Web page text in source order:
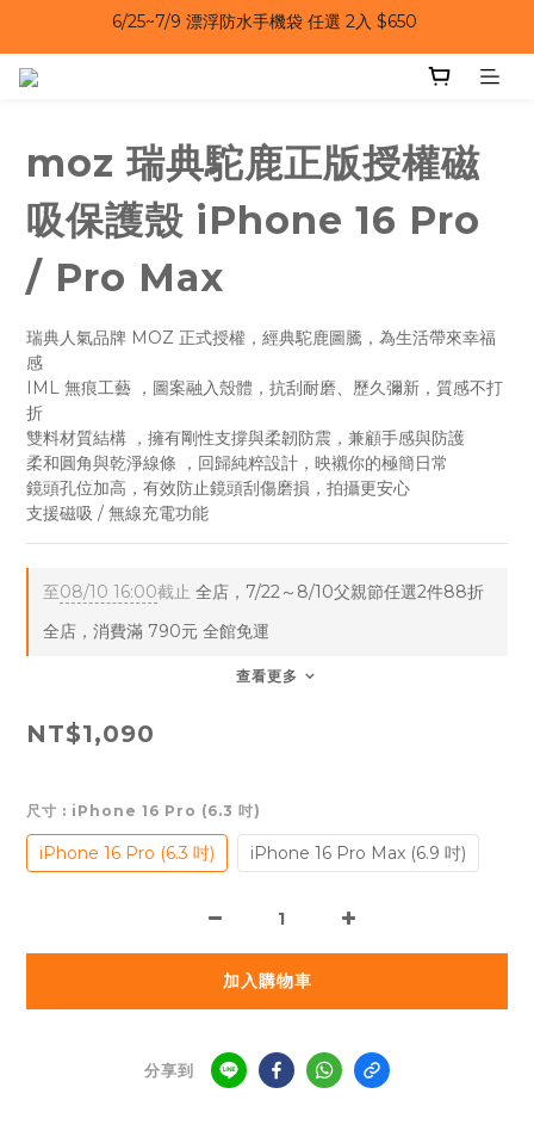
6/25~7/9｜夏日風扇 第二件 69 折
6/25~7/9｜夏日風扇 第二件 69 折
moz 瑞典駝鹿正版授權磁
吸保護殼 iPhone 16 Pro
/ Pro Max
瑞典人氣品牌 MOZ 正式授權，經典駝鹿圖騰，為生活帶來幸福
感
IML 無痕工藝 ，圖案融入殼體，抗刮耐磨、歷久彌新，質感不打
折
雙料材質結構 ，擁有剛性支撐與柔韌防震，兼顧手感與防護
柔和圓角與乾淨線條 ，回歸純粹設計，映襯你的極簡日常
鏡頭孔位加高，有效防止鏡頭刮傷磨損，拍攝更安心
支援磁吸 / 無線充電功能
至08/10 16:00截止 全店，7/22～8/10父親節任選2件88折
全店，消費滿 790元 全館免運
查看更多
NT$1,090
尺寸 : iPhone 16 Pro (6.3 吋)
iPhone 16 Pro (6.3 吋) iPhone 16 Pro Max (6.9 吋)
加入購物車
分享到